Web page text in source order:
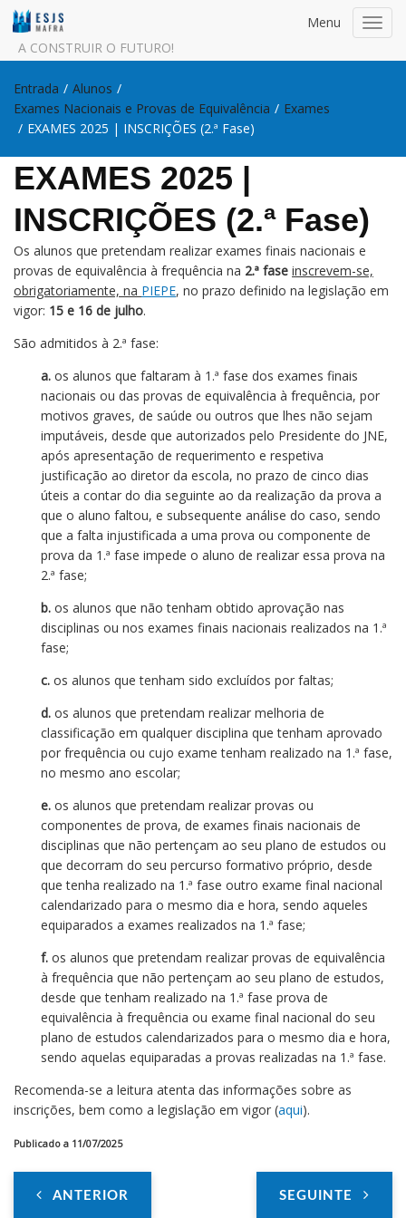
A CONSTRUIR O FUTURO!
Menu
Entrada / Alunos /
Exames Nacionais e Provas de Equivalência / Exames
/ EXAMES 2025 | INSCRIÇÕES (2.ª Fase)
EXAMES 2025 |
INSCRIÇÕES (2.ª Fase)
Os alunos que pretendam realizar exames finais nacionais e
provas de equivalência à frequência na 2.ª fase inscrevem-se,
obrigatoriamente, na PIEPE, no prazo definido na legislação em
vigor: 15 e 16 de julho.
São admitidos à 2.ª fase:
a. os alunos que faltaram à 1.ª fase dos exames finais
nacionais ou das provas de equivalência à frequência, por
motivos graves, de saúde ou outros que lhes não sejam
imputáveis, desde que autorizados pelo Presidente do JNE,
após apresentação de requerimento e respetiva
justificação ao diretor da escola, no prazo de cinco dias
úteis a contar do dia seguinte ao da realização da prova a
que o aluno faltou, e subsequente análise do caso, sendo
que a falta injustificada a uma prova ou componente de
prova da 1.ª fase impede o aluno de realizar essa prova na
2.ª fase;
b. os alunos que não tenham obtido aprovação nas
disciplinas ou nos exames finais nacionais realizados na 1.ª
fase;
c. os alunos que tenham sido excluídos por faltas;
d. os alunos que pretendam realizar melhoria de
classificação em qualquer disciplina que tenham aprovado
por frequência ou cujo exame tenham realizado na 1.ª fase,
no mesmo ano escolar;
e. os alunos que pretendam realizar provas ou
componentes de prova, de exames finais nacionais de
disciplinas que não pertençam ao seu plano de estudos ou
que decorram do seu percurso formativo próprio, desde
que tenha realizado na 1.ª fase outro exame final nacional
calendarizado para o mesmo dia e hora, sendo aqueles
equiparados a exames realizados na 1.ª fase;
f. os alunos que pretendam realizar provas de equivalência
à frequência que não pertençam ao seu plano de estudos,
desde que tenham realizado na 1.ª fase prova de
equivalência à frequência ou exame final nacional do seu
plano de estudos calendarizados para o mesmo dia e hora,
sendo aquelas equiparadas a provas realizadas na 1.ª fase.
Recomenda-se a leitura atenta das informações sobre as
inscrições, bem como a legislação em vigor (aqui).
Publicado a 11/07/2025
ANTERIOR SEGUINTE